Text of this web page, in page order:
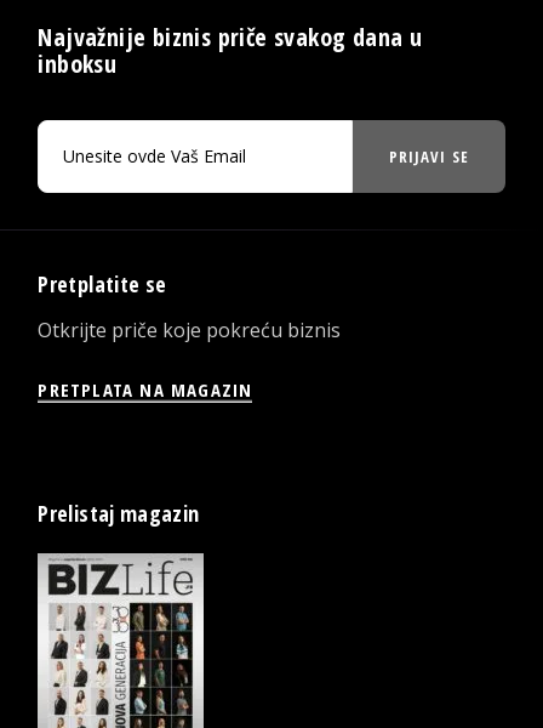
Najvažnije biznis priče svakog dana u
inboksu
PRIJAVI SE
Pretplatite se
Otkrijte priče koje pokreću biznis
PRETPLATA NA MAGAZIN
Prelistaj magazin